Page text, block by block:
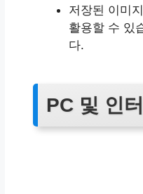
저장된 이미
활용할 수 있
다.
PC 및 인